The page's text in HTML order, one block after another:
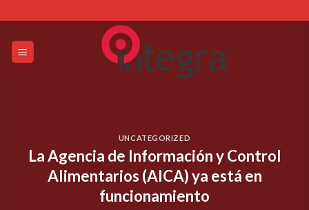
to
content
UNCATEGORIZED
La Agencia de Información y Control
Alimentarios (AICA) ya está en
funcionamiento